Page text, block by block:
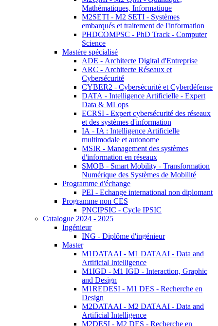
Mathématiques, Informatique
M2SETI - M2 SETI - Systèmes
embarqués et traitement de l'information
PHDCOMPSC - PhD Track - Computer
Science
Mastère spécialisé
ADE - Architecte Digital d'Entreprise
ARC - Architecte Réseaux et
Cybersécurité
CYBER2 - Cybersécurité et Cyberdéfense
DATA - Intelligence Artificielle - Expert
Data & MLops
ECRSI - Expert cybersécurité des réseaux
et des systèmes d'information
IA - IA : Intelligence Artificielle
multimodale et autonome
MSIR - Management des systèmes
d'information en réseaux
SMOB - Smart Mobility - Transformation
Numérique des Systèmes de Mobilité
Programme d'échange
PEI - Echange international non diplomant
Programme non CES
PNCIPSIC - Cycle IPSIC
Catalogue 2024 - 2025
Ingénieur
ING - Diplôme d'ingénieur
Master
M1DATAAI - M1 DATAAI - Data and
Artificial Intelligence
M1IGD - M1 IGD - Interaction, Graphic
and Design
M1REDESI - M1 DES - Recherche en
Design
M2DATAAI - M2 DATAAI - Data and
Artificial Intelligence
M2DESI - M2 DES - Recherche en